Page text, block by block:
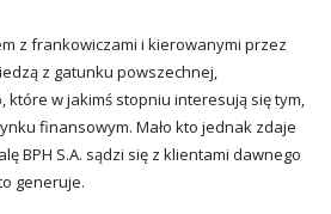
z frankowiczami i kierowanymi przez
z gatunku powszechnej,
które w jakimś stopniu interesują się tym,
finansowym. Mało kto jednak zdaje
BPH S.A. sądzi się z klientami dawnego
generuje.